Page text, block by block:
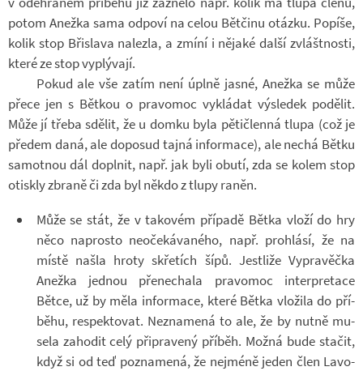
potom Anežka sama od­poví na celou Bět­činu otázku. Po­píše,
kolik stop Bři­slava na­lezla, a zmíní i ně­jaké další zvlášt­nosti,
které ze stop vy­plý­vají.
Pokud ale vše zatím není úplně jasné, Anežka se může
přece jen s Bět­kou o pra­vo­moc vy­klá­dat vý­sle­dek po­dě­lit.
Může jí třeba sdě­lit, že u domku byla pě­ti­členná tlupa (což je
pře­dem daná, ale do­po­sud tajná in­for­mace), ale nechá Bětku
sa­mot­nou dál do­pl­nit, např. jak byli obutí, zda se kolem stop
otiskly zbraně či zda byl někdo z tlupy raněn.
Může se stát, že v ta­ko­vém pří­padě Bětka vloží do hry
něco na­prosto ne­o­če­ká­va­ného, např. pro­hlásí, že na
místě našla hroty skře­tích šípů. Jestliže Vy­pra­věčka
Anežka jed­nou pře­ne­chala pra­vo­moc in­ter­pre­tace
Bětce, už by měla in­for­mace, které Bětka vlo­žila do pří­
běhu, re­spek­to­vat. Ne­zna­mená to ale, že by nutně mu­
sela za­ho­dit celý při­pra­vený pří­běh. Možná bude sta­čit,
když si od teď po­zna­mená, že nejméně jeden člen La­vo­